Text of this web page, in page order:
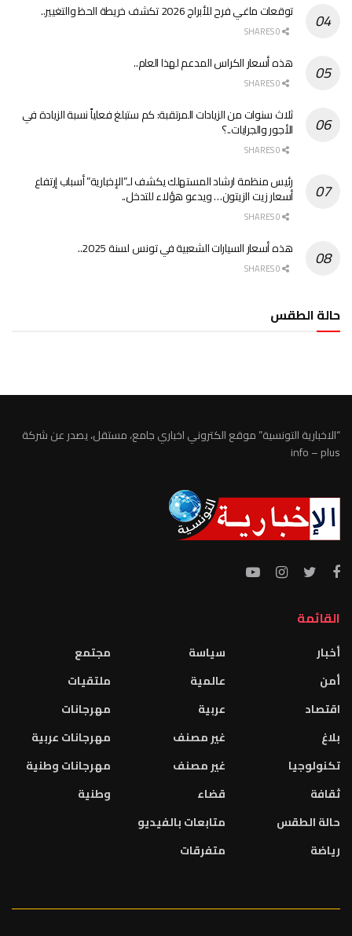
توقعات ماغي فرح للأبراج 2026 تكشف خريطة الحظ والتغيير..
هذه أسعار الكراس المدعم لهذا العام..
ثلاث سنوات من الزيادات المرتقبة: كم ستبلغ فعلياً نسبة الزيادة في
الأجور والجرايات..؟
رئيس منظمة ارشاد المستهلك يكشف لـ”الإخبارية” أسباب إرتفاع
أسعار زيت الزيتون… ويدعو هؤلاء للتدخل..
هذه أسعار السيارات الشعبية في تونس لسنة 2025..
حالة الطقس
“الاخبارية التونسية” موقع الكتروني اخباري جامع، مستقل، يصدر عن شركة
info – plus
القائمة
أخبار
أمن
اقتصاد
بلاغ
تكنولوجيا
ثقافة
حالة الطقس
رياضة
سياسة
عالمية
عربية
غير مصنف
غير مصنف
قضاء
متابعات بالفيديو
متفرقات
مجتمع
ملتقيات
مهرجانات
مهرجانات عربية
مهرجانات وطنية
وطنية